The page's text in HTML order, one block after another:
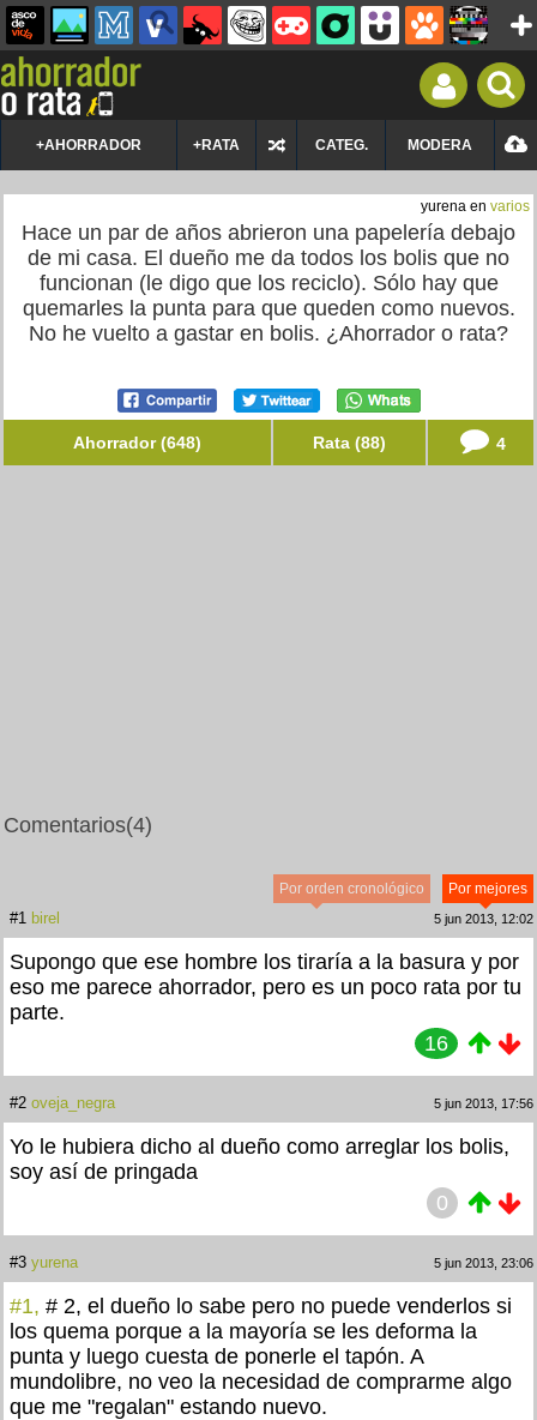
+AHORRADOR +RATA CATEG. MODERA
yurena en varios
Hace un par de años abrieron una papelería debajo
de mi casa. El dueño me da todos los bolis que no
funcionan (le digo que los reciclo). Sólo hay que
quemarles la punta para que queden como nuevos.
No he vuelto a gastar en bolis. ¿Ahorrador o rata?
Ahorrador (648) Rata (88) 4
Comentarios(4)
Por mejores
Por orden cronológico
#1 birel 5 jun 2013, 12:02
Supongo que ese hombre los tiraría a la basura y por
eso me parece ahorrador, pero es un poco rata por tu
parte.
16
#2 oveja_negra 5 jun 2013, 17:56
Yo le hubiera dicho al dueño como arreglar los bolis,
soy así de pringada
0
#3 yurena 5 jun 2013, 23:06
#1, # 2, el dueño lo sabe pero no puede venderlos si
los quema porque a la mayoría se les deforma la
punta y luego cuesta de ponerle el tapón. A
mundolibre, no veo la necesidad de comprarme algo
que me "regalan" estando nuevo.